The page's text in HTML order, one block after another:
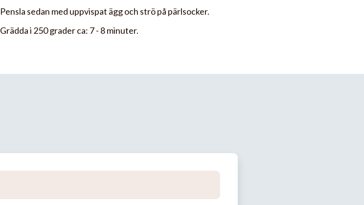
Pensla sedan med uppvispat ägg och strö på pärlsocker.
Grädda i 250 grader ca: 7 - 8 minuter.